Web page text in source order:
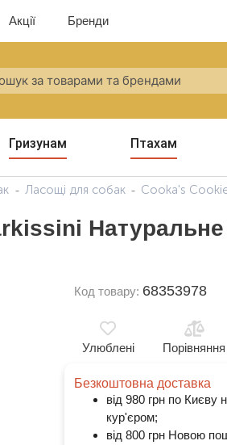
Акції Бренди
Гризунам Птахам
Ласощі для собак Cooka's
Код товару: 68353978
Улюблені Порівняння
Безкоштовна доставка
від 980 грн по Києву
кур'єром;
від 800 грн Новою